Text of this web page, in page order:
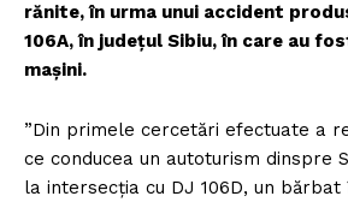
rănite, în urma unui accident
106A, în judeţul Sibiu, în care au
maşini.
”Din primele cercetări efectuate a
ce conducea un autoturism dinspre
la intersecţia cu DJ 106D, un